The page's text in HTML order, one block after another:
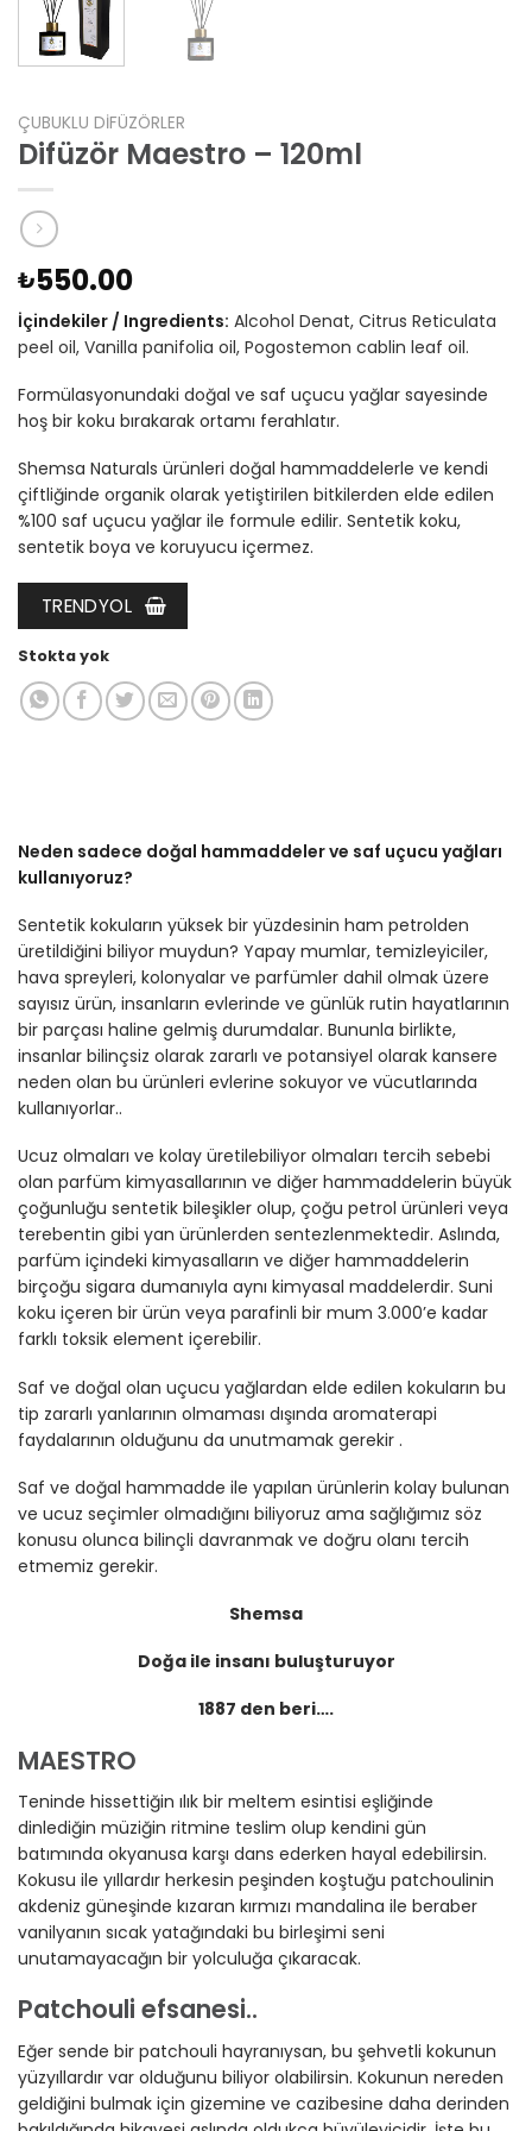
ÇUBUKLU DIFÜZÖRLER
Difüzör Maestro – 120ml
₺550.00
İçindekiler / Ingredients: Alcohol Denat, Citrus Reticulata
peel oil, Vanilla panifolia oil, Pogostemon cablin leaf oil.
Formülasyonundaki doğal ve saf uçucu yağlar sayesinde
hoş bir koku bırakarak ortamı ferahlatır.
Shemsa Naturals ürünleri doğal hammaddelerle ve kendi
çiftliğinde organik olarak yetiştirilen bitkilerden elde edilen
%100 saf uçucu yağlar ile formule edilir. Sentetik koku,
sentetik boya ve koruyucu içermez.
TRENDYOL
Stokta yok
Neden sadece doğal hammaddeler ve saf uçucu yağları
kullanıyoruz?
Sentetik kokuların yüksek bir yüzdesinin ham petrolden
üretildiğini biliyor muydun? Yapay mumlar, temizleyiciler,
hava spreyleri, kolonyalar ve parfümler dahil olmak üzere
sayısız ürün, insanların evlerinde ve günlük rutin hayatlarının
bir parçası haline gelmiş durumdalar. Bununla birlikte,
insanlar bilinçsiz olarak zararlı ve potansiyel olarak kansere
neden olan bu ürünleri evlerine sokuyor ve vücutlarında
kullanıyorlar..
Ucuz olmaları ve kolay üretilebiliyor olmaları tercih sebebi
olan parfüm kimyasallarının ve diğer hammaddelerin büyük
çoğunluğu sentetik bileşikler olup, çoğu petrol ürünleri veya
terebentin gibi yan ürünlerden sentezlenmektedir. Aslında,
parfüm içindeki kimyasalların ve diğer hammaddelerin
birçoğu sigara dumanıyla aynı kimyasal maddelerdir. Suni
koku içeren bir ürün veya parafinli bir mum 3.000’e kadar
farklı toksik element içerebilir.
Saf ve doğal olan uçucu yağlardan elde edilen kokuların bu
tip zararlı yanlarının olmaması dışında aromaterapi
faydalarının olduğunu da unutmamak gerekir .
Saf ve doğal hammadde ile yapılan ürünlerin kolay bulunan
ve ucuz seçimler olmadığını biliyoruz ama sağlığımız söz
konusu olunca bilinçli davranmak ve doğru olanı tercih
etmemiz gerekir.
Shemsa
Doğa ile insanı buluşturuyor
1887 den beri….
MAESTRO
Teninde hissettiğin ılık bir meltem esintisi eşliğinde
dinlediğin müziğin ritmine teslim olup kendini gün
batımında okyanusa karşı dans ederken hayal edebilirsin.
Kokusu ile yıllardır herkesin peşinden koştuğu patchoulinin
akdeniz güneşinde kızaran kırmızı mandalina ile beraber
vanilyanın sıcak yatağındaki bu birleşimi seni
unutamayacağın bir yolculuğa çıkaracak.
Patchouli efsanesi..
Eğer sende bir patchouli hayranıysan, bu şehvetli kokunun
yüzyıllardır var olduğunu biliyor olabilirsin. Kokunun nereden
geldiğini bulmak için gizemine ve cazibesine daha derinden